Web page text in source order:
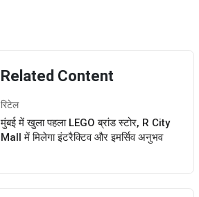
Related Content
रिटेल
मुंबई में खुला पहला LEGO ब्रांड स्टोर, R City
Mall में मिलेगा इंटरैक्टिव और इमर्सिव अनुभव